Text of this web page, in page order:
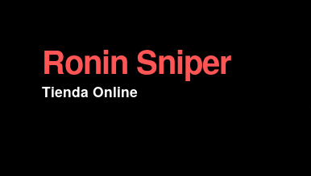
Ir
a
la
Ir
al
contenido
Ronin Sniper
Tienda Online